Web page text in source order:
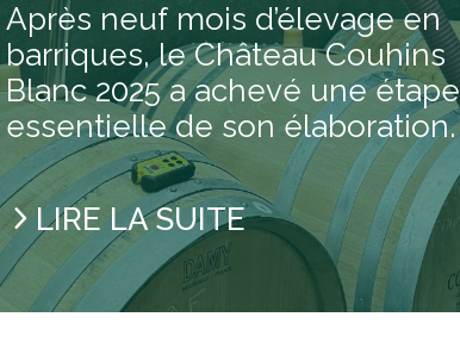
Après neuf mois d’élevage en
barriques, le Château Couhins
Blanc 2025 a achevé une étape
essentielle de son élaboration.
LIRE LA SUITE